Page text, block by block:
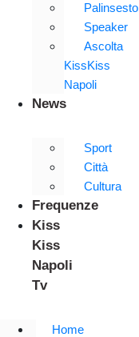
Palinsesto
Speaker
Ascolta
KissKiss
Napoli
News
Sport
Città
Cultura
Frequenze
Kiss
Kiss
Napoli
Tv
Home